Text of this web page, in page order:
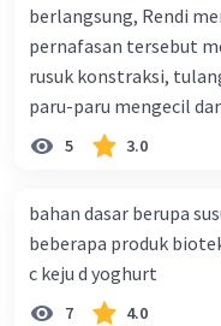
berlangsung, Rendi
pernafasan tersebut
rusuk konstraksi,
paru-paru mengecil
informasi tersebut,
sedang melakukan
5 3.0
bahan dasar berupa
beberapa produk bioteknologi
c keju d yoghurt
7 4.0